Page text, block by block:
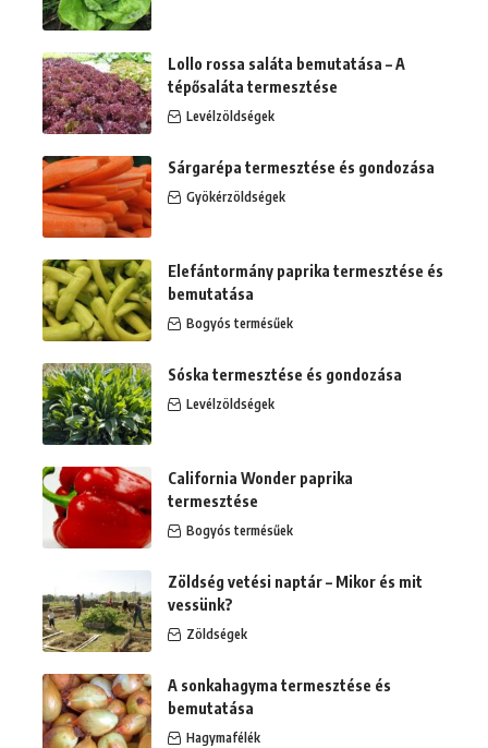
Lollo rossa saláta bemutatása – A
tépősaláta termesztése
Levélzöldségek
Sárgarépa termesztése és gondozása
Gyökérzöldségek
Elefántormány paprika termesztése és
bemutatása
Bogyós termésűek
Sóska termesztése és gondozása
Levélzöldségek
California Wonder paprika
termesztése
Bogyós termésűek
Zöldség vetési naptár – Mikor és mit
vessünk?
Zöldségek
A sonkahagyma termesztése és
bemutatása
Hagymafélék